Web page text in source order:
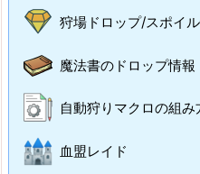
狩場ドロップ/スポイ
魔法書のドロップ情報
自動狩りマクロの組み
血盟レイド